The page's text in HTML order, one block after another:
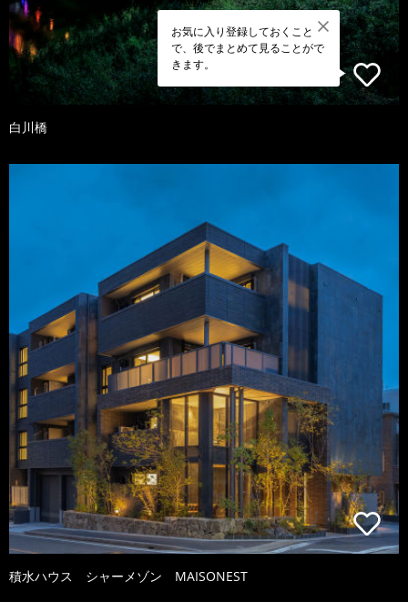
お気に入り登録しておくこと
で、後でまとめて見ることがで
きます。
白川橋
積水ハウス シャーメゾン MAISONEST